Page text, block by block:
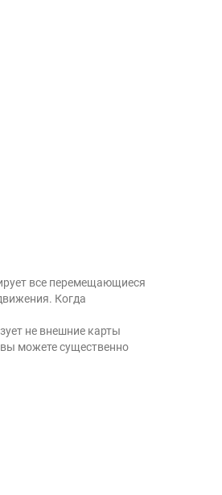
все перемещающиеся
Когда
не внешние карты
можете существенно